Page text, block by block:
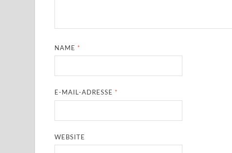
NAME *
E-MAIL-ADRESSE *
WEBSITE